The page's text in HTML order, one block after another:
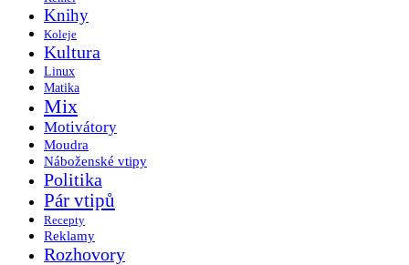
Knihy
Koleje
Kultura
Linux
Matika
Mix
Motivátory
Moudra
Náboženské vtipy
Politika
Pár vtipů
Recepty
Reklamy
Rozhovory